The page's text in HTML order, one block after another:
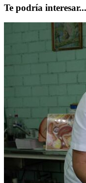
Te podría interesar...